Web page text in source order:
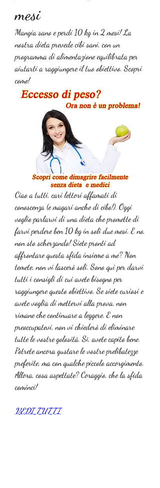
mesi
Mangia sano e perdi 10 kg in 2 mesi! La
nostra dieta prevede cibi sani, con un
programma di alimentazione equilibrata per
aiutarti a raggiungere il tuo obiettivo. Scopri
come!
Ciao a tutti, cari lettori affamati di
conoscenza (e magari anche di cibo!). Oggi
voglio parlarvi di una dieta che promette di
farvi perdere ben 10 kg in soli due mesi. E no,
non sto scherzando! Siete pronti ad
affrontare questa sfida insieme a me? Non
temete, non vi lascerò soli. Sono qui per darvi
tutti i consigli di cui avete bisogno per
raggiungere questo obiettivo. Se siete curiosi e
avete voglia di mettervi alla prova, non
rimane che continuare a leggere. E non
preoccupatevi, non vi chiederò di eliminare
tutte le vostre golosità. Sì, avete capito bene.
Potrete ancora gustare le vostre prelibatezze
preferite, ma con qualche piccolo accorgimento.
Allora, cosa aspettate? Coraggio, che la sfida
cominci!
VEDI TUTTI